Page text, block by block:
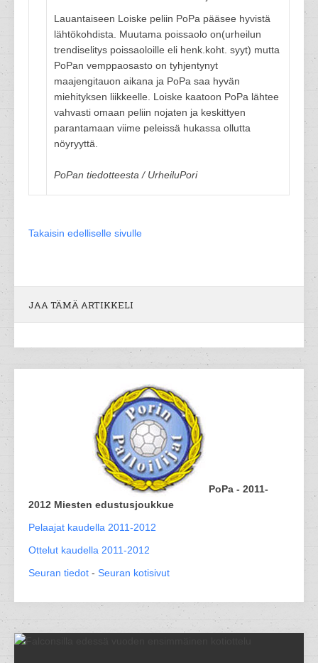
Lauantaiseen Loiske peliin PoPa pääsee hyvistä
lähtökohdista. Muutama poissaolo on(urheilun
trendiselitys poissaoloille eli henk.koht. syyt) mutta
PoPan vemppaosasto on tyhjentynyt
maajengitauon aikana ja PoPa saa hyvän
miehityksen liikkeelle. Loiske kaatoon PoPa lähtee
vahvasti omaan peliin nojaten ja keskittyen
parantamaan viime peleissä hukassa ollutta
nöyryyttä.
PoPan tiedotteesta / UrheiluPori
Takaisin edelliselle sivulle
JAA TÄMÄ ARTIKKELI
PoPa - 2011-
2012 Miesten edustusjoukkue
Pelaajat kaudella 2011-2012
Ottelut kaudella 2011-2012
Seuran tiedot - Seuran kotisivut